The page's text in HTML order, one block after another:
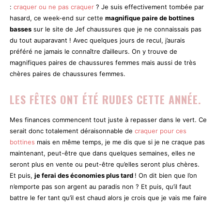
: craquer ou ne pas craquer ? Je suis effectivement tombée par
hasard, ce week-end sur cette magnifique paire de bottines
basses sur le site de Jef chaussures que je ne connaissais pas
du tout auparavant ! Avec quelques jours de recul, j’aurais
préféré ne jamais le connaître d’ailleurs. On y trouve de
magnifiques paires de chaussures femmes mais aussi de très
chères paires de chaussures femmes.
LES FÊTES ONT ÉTÉ RUDES CETTE ANNÉE.
Mes finances commencent tout juste à repasser dans le vert. Ce
serait donc totalement déraisonnable de craquer pour ces
bottines mais en même temps, je me dis que si je ne craque pas
maintenant, peut-être que dans quelques semaines, elles ne
seront plus en vente ou peut-être qu’elles seront plus chères.
Et puis, je ferai des économies plus tard ! On dit bien que l’on
n’emporte pas son argent au paradis non ? Et puis, qu’il faut
battre le fer tant qu’il est chaud alors je crois que je vais me faire